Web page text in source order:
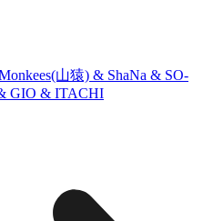
山猿) & ShaNa & SO-
GIO & ITACHI